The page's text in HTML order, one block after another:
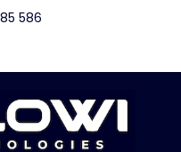
586